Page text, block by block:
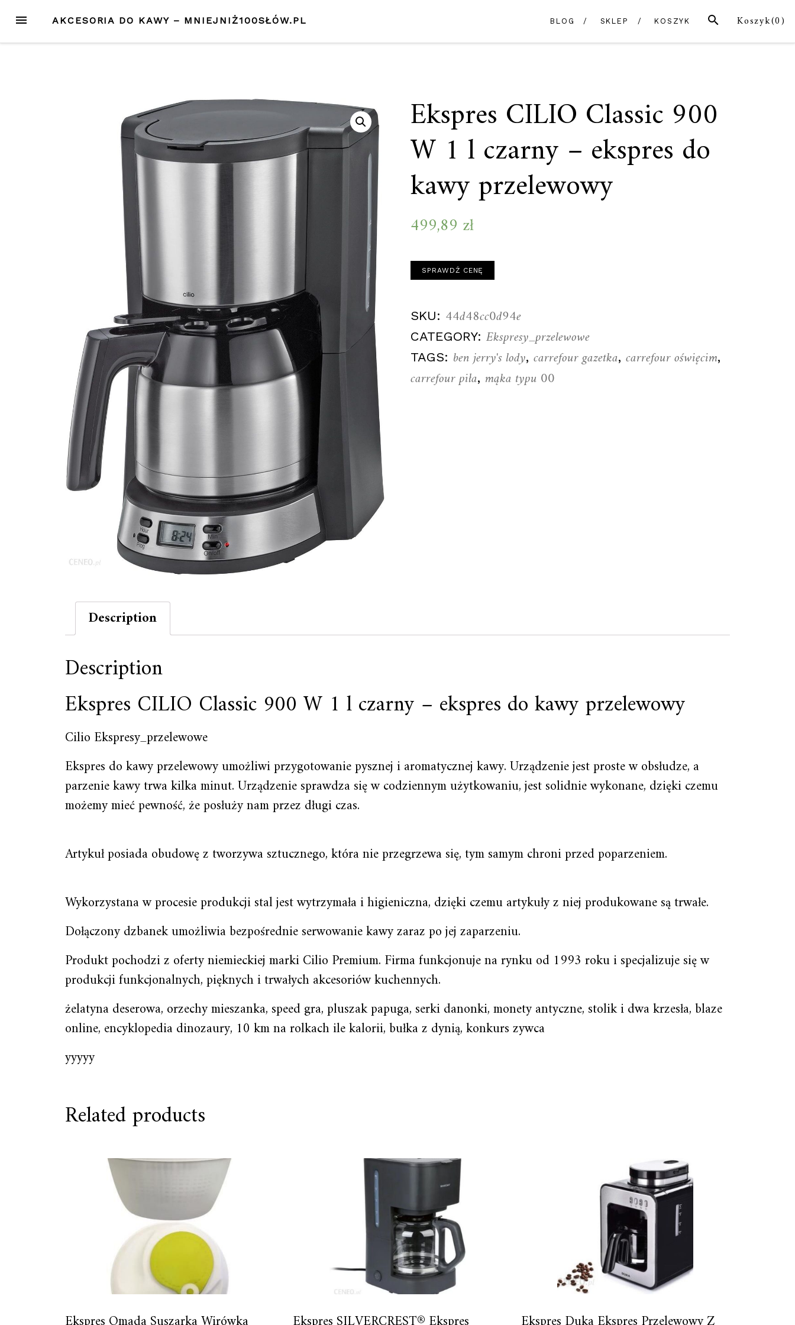
treści
MENU Koszyk(0)
SZUKAJ
AKCESORIA DO KAWY – MNIEJNIŻ100SŁÓW.PL BLOG SKLEP KOSZYK
Ekspres CILIO Classic 900
W 1 l czarny – ekspres do
kawy przelewowy
499,89 zł
SPRAWDŹ CENĘ
SKU: 44d48cc0d94e
CATEGORY:Ekspresy_przelewowe
TAGS: ben jerry's lody,carrefour gazetka,carrefour oświęcim,
carrefour piła,mąka typu 00
Description
Description
Ekspres CILIO Classic 900 W 1 l czarny – ekspres do kawy przelewowy
Cilio Ekspresy_przelewowe
Ekspres do kawy przelewowy umożliwi przygotowanie pysznej i aromatycznej kawy. Urządzenie jest proste w obsłudze, a
parzenie kawy trwa kilka minut. Urządzenie sprawdza się w codziennym użytkowaniu, jest solidnie wykonane, dzięki czemu
możemy mieć pewność, że posłuży nam przez długi czas.
Artykuł posiada obudowę z tworzywa sztucznego, która nie przegrzewa się, tym samym chroni przed poparzeniem.
Wykorzystana w procesie produkcji stal jest wytrzymała i higieniczna, dzięki czemu artykuły z niej produkowane są trwałe.
Dołączony dzbanek umożliwia bezpośrednie serwowanie kawy zaraz po jej zaparzeniu.
Produkt pochodzi z oferty niemieckiej marki Cilio Premium. Firma funkcjonuje na rynku od 1993 roku i specjalizuje się w
produkcji funkcjonalnych, pięknych i trwałych akcesoriów kuchennych.
żelatyna deserowa, orzechy mieszanka, speed gra, pluszak papuga, serki danonki, monety antyczne, stolik i dwa krzesła, blaze
online, encyklopedia dinozaury, 10 km na rolkach ile kalorii, bułka z dynią, konkurs zywca
yyyyy
Related products